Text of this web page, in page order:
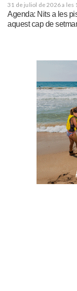
31 de juliol de 2026 a les
Agenda: Nits a les
aquest cap de